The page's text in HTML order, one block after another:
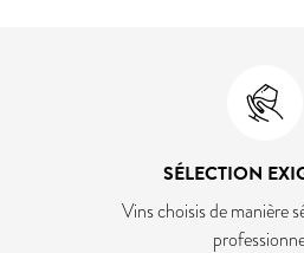
SÉLECTION
Vins choisis de manière